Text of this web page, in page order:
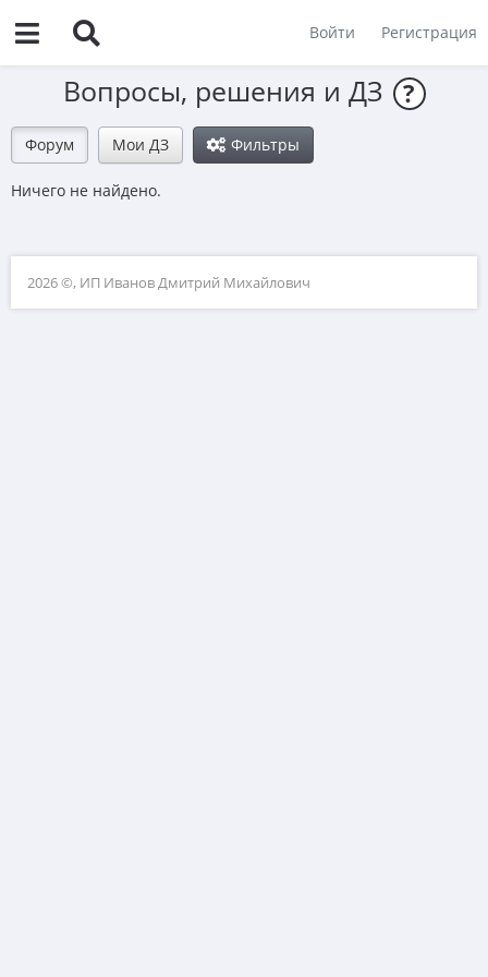
Войти Регистрация
Вопросы, решения и ДЗ ?
Форум Мои ДЗ Фильтры
Ничего не найдено.
2026 ©, ИП Иванов Дмитрий Михайлович